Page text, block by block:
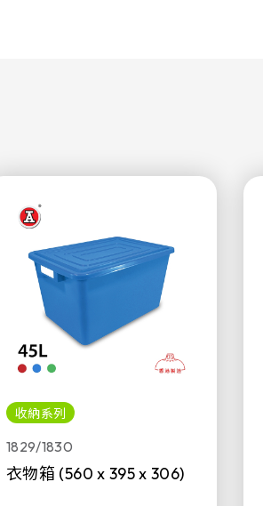
收納系列
1829/1830
衣物箱 (560 x 395 x 306)